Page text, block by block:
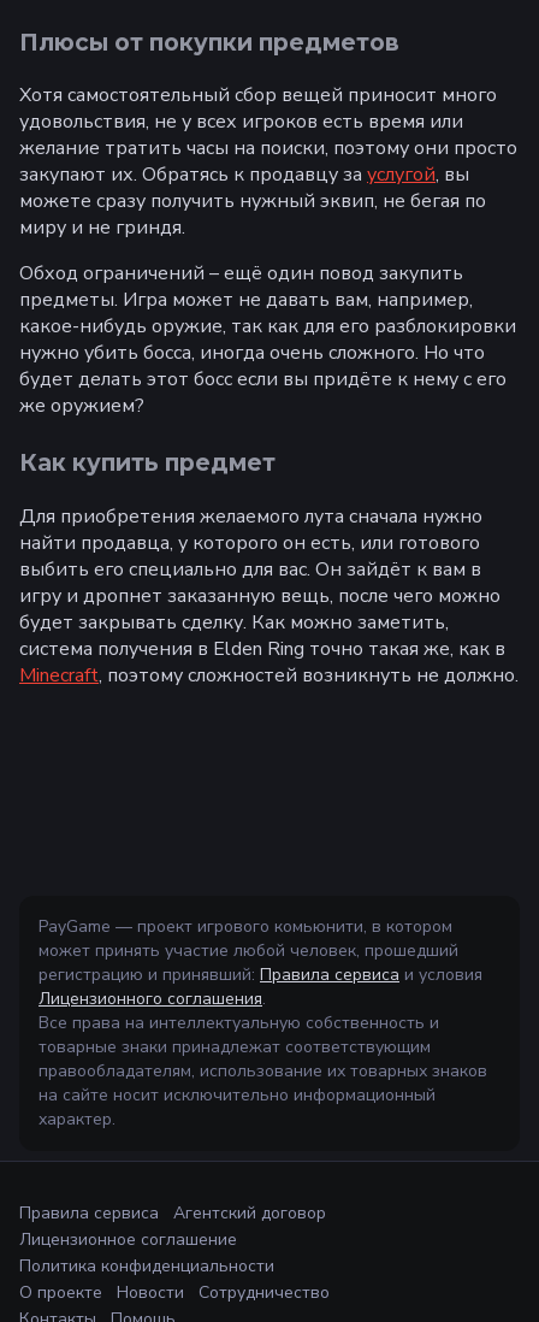
Плюсы от покупки предметов
Хотя самостоятельный сбор вещей приносит много
удовольствия, не у всех игроков есть время или
желание тратить часы на поиски, поэтому они просто
закупают их. Обратясь к продавцу за услугой, вы
можете сразу получить нужный эквип, не бегая по
миру и не гриндя.
Обход ограничений – ещё один повод закупить
предметы. Игра может не давать вам, например,
какое-нибудь оружие, так как для его разблокировки
нужно убить босса, иногда очень сложного. Но что
будет делать этот босс если вы придёте к нему с его
же оружием?
Как купить предмет
Для приобретения желаемого лута сначала нужно
найти продавца, у которого он есть, или готового
выбить его специально для вас. Он зайдёт к вам в
игру и дропнет заказанную вещь, после чего можно
будет закрывать сделку. Как можно заметить,
система получения в Elden Ring точно такая же, как в
Minecraft, поэтому сложностей возникнуть не должно.
PayGame — проект игрового комьюнити, в котором
может принять участие любой человек, прошедший
регистрацию и принявший: Правила сервиса и условия
Лицензионного соглашения.
Все права на интеллектуальную собственность и
товарные знаки принадлежат соответствующим
правообладателям, использование их товарных знаков
на сайте носит исключительно информационный
характер.
Правила сервиса
Агентский договор
Лицензионное соглашение
Политика конфиденциальности
О проекте
Новости
Сотрудничество